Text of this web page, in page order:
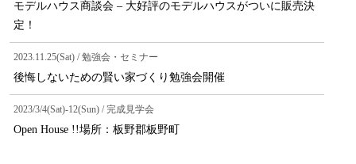
モデルハウス商談会 – 大好評のモデルハウスがついに販売決
定！
2023.11.25(Sat) / 勉強会・セミナー
後悔しないための賢い家づくり勉強会開催
2023/3/4(Sat)-12(Sun) / 完成見学会
Open House !!場所：板野郡板野町